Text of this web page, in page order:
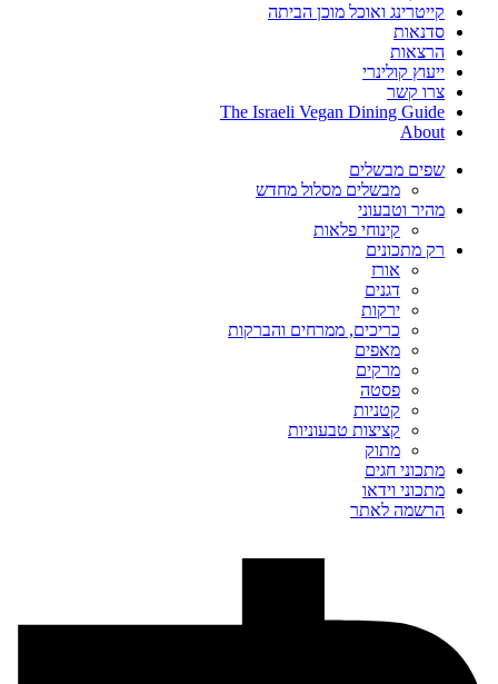
קייטרינג ואוכל מוכן הביתה
סדנאות
הרצאות
ייעוץ קולינרי
צרו קשר
The Israeli Vegan Dining Guide
About
שפים מבשלים
מבשלים מסלול מחדש
מהיר וטבעוני
קינוחי פלאות
רק מתכונים
אורז
דגנים
ירקות
כריכים, ממרחים והברקות
מאפים
מרקים
פסטה
קטניות
קציצות טבעוניות
מתוק
מתכוני חגים
מתכוני וידאו
הרשמה לאתר